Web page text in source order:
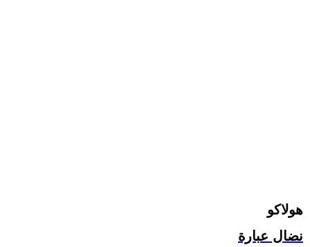
هولاكو
نضال عبارة